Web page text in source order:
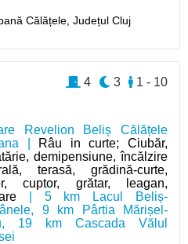
Călățele,Județul Cluj
Revelion Beliș Călățele
|
Râu in curte; Ciubăr,
demipensiune, încălzire
terasă, grădină-curte,
cuptor, grătar, leagan,
| 5 km Lacul Beliș-
9 km Pârtia Mărișel-
19 km Cascada Vălul
1 - 10
3
4